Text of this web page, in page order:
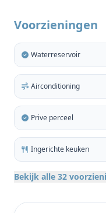
Het huis is volledig
karaktervol,
architectonische
warme natuurlijke
uitnodigende sfeer
heeft een bebouwde
m2 en beschikt
moderne
ontworpen om te
natuurlijk licht.
De lichte open
puur witte muren en
Voorzieningen
Waterreservoir
Airconditioning
Prive perceel
Ingerichte keuken
Bekijk alle 32